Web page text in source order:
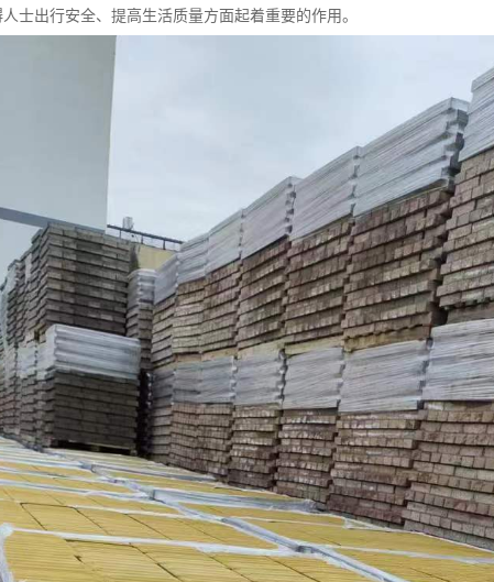
士出行安全、提高生活质量方面起着重要的作用。